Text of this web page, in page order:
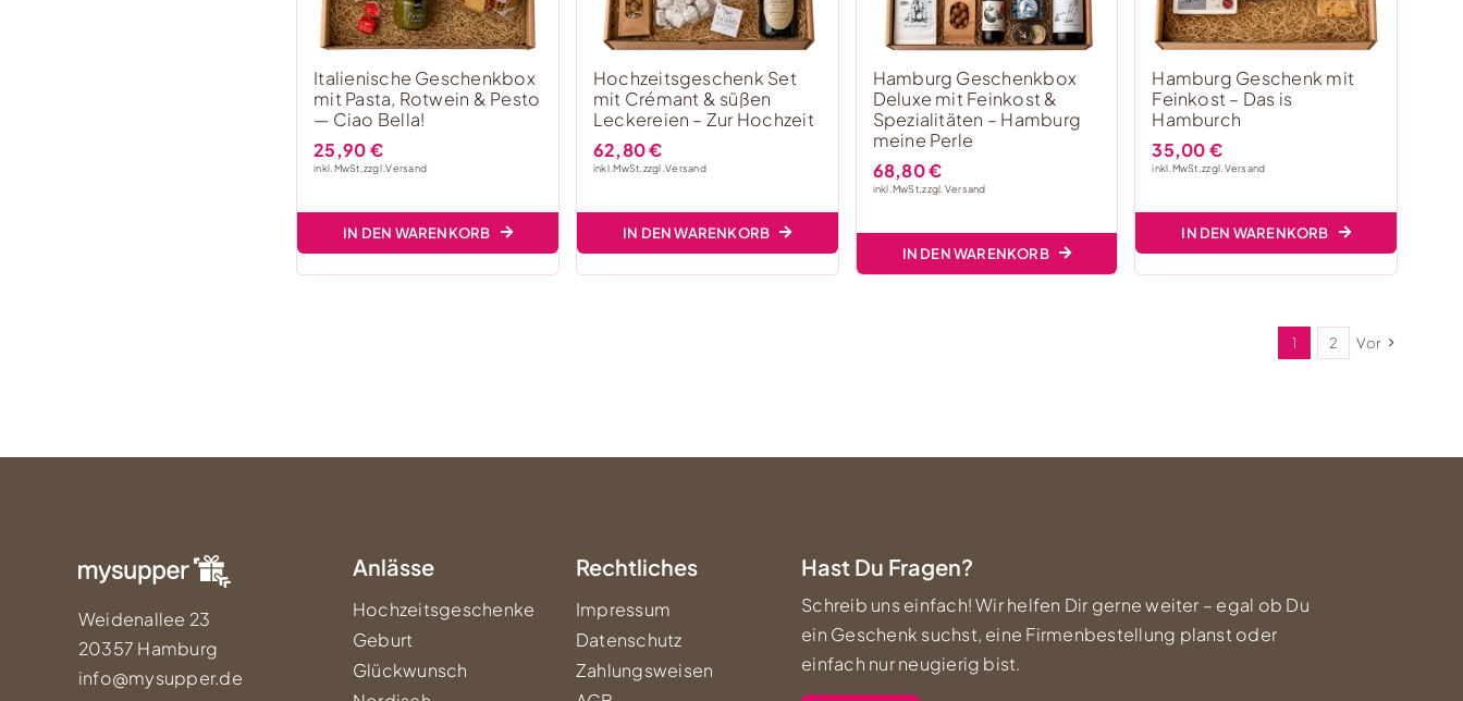
Italienische Geschenkbox
mit Pasta, Rotwein & Pesto
— Ciao Bella!
25,90€
inkl. MwSt, zzgl.Versand
IN DEN WARENKORB
Hochzeitsgeschenk Set
mit Crémant & süßen
Leckereien – Zur Hochzeit
62,80€
inkl. MwSt, zzgl.Versand
IN DEN WARENKORB
Hamburg Geschenkbox
Deluxe mit Feinkost &
Spezialitäten – Hamburg
meine Perle
68,80€
inkl. MwSt, zzgl. Versand
IN DEN WARENKORB
Hamburg Geschenk mit
Feinkost – Das is
Hamburch
35,00€
inkl. MwSt, zzgl. Versand
IN DEN WARENKORB
1 2 Vor
Weidenallee 23
20357 Hamburg
info@mysupper.de
Anlässe
Hochzeitsgeschenke
Geburt
Glückwunsch
Rechtliches
Impressum
Datenschutz
Zahlungsweisen
Hast Du Fragen?
Schreib uns einfach! Wir helfen Dir gerne weiter – egal ob Du
ein Geschenk suchst, eine Firmenbestellung planst oder
einfach nur neugierig bist.